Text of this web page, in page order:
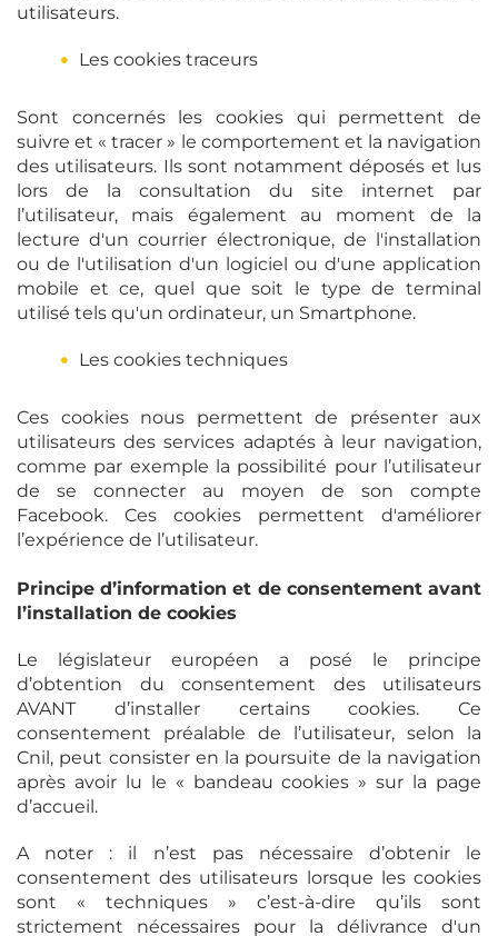
utilisateurs.
Les cookies traceurs
Sont concernés les cookies qui permettent de
suivre et « tracer » le comportement et la navigation
des utilisateurs. Ils sont notamment déposés et lus
lors de la consultation du site internet par
l’utilisateur, mais également au moment de la
lecture d'un courrier électronique, de l'installation
ou de l'utilisation d'un logiciel ou d'une application
mobile et ce, quel que soit le type de terminal
utilisé tels qu'un ordinateur, un Smartphone.
Les cookies techniques
Ces cookies nous permettent de présenter aux
utilisateurs des services adaptés à leur navigation,
comme par exemple la possibilité pour l’utilisateur
de se connecter au moyen de son compte
Facebook. Ces cookies permettent d'améliorer
l’expérience de l’utilisateur.
Principe d’information et de consentement avant
l’installation de cookies
Le législateur européen a posé le principe
d’obtention du consentement des utilisateurs
AVANT d’installer certains cookies. Ce
consentement préalable de l’utilisateur, selon la
Cnil, peut consister en la poursuite de la navigation
après avoir lu le « bandeau cookies » sur la page
d’accueil.
A noter : il n’est pas nécessaire d’obtenir le
consentement des utilisateurs lorsque les cookies
sont « techniques » c’est-à-dire qu’ils sont
strictement nécessaires pour la délivrance d'un